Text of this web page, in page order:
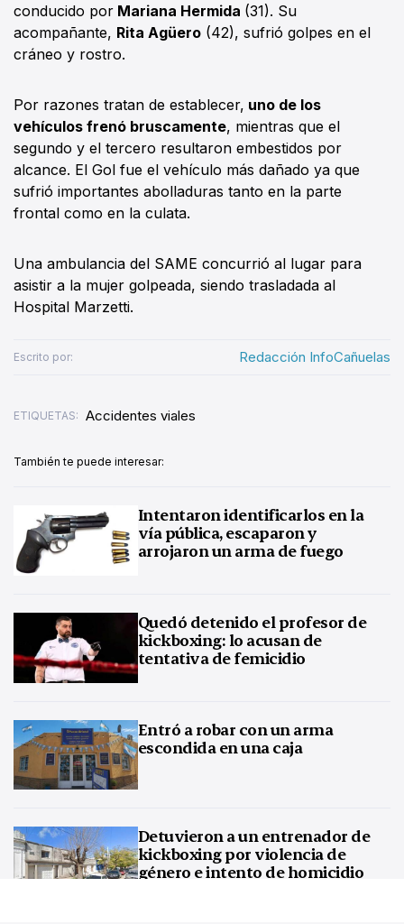
conducido por Mariana Hermida (31). Su
acompañante, Rita Agüero (42), sufrió golpes en el
cráneo y rostro.
Por razones tratan de establecer, uno de los
vehículos frenó bruscamente, mientras que el
segundo y el tercero resultaron embestidos por
alcance. El Gol fue el vehículo más dañado ya que
sufrió importantes abolladuras tanto en la parte
frontal como en la culata.
Una ambulancia del SAME concurrió al lugar para
asistir a la mujer golpeada, siendo trasladada al
Hospital Marzetti.
Escrito por: Redacción InfoCañuelas
ETIQUETAS: Accidentes viales
También te puede interesar:
Intentaron identificarlos en la
vía pública, escaparon y
arrojaron un arma de fuego
Quedó detenido el profesor de
kickboxing: lo acusan de
tentativa de femicidio
Entró a robar con un arma
escondida en una caja
Detuvieron a un entrenador de
kickboxing por violencia de
género e intento de homicidio